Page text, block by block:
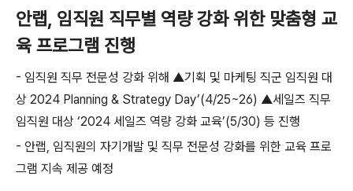
안랩, 임직원 직무별 역량 강화 위한 맞춤형 교
육 프로그램 진행
- 임직원 직무 전문성 강화 위해 ▲기획 및 마케팅 직군 임직원 대
상 2024 Planning & Strategy Day’(4/25~26) ▲세일즈 직무
임직원 대상 ‘2024 세일즈 역량 강화 교육’(5/30) 등 진행
- 안랩, 임직원의 자기개발 및 직무 전문성 강화를 위한 교육 프로
그램 지속 제공 예정